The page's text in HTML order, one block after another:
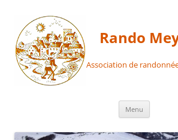
contenu
Rando
Association de
Menu